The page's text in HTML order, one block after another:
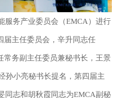
服务产业委员会（EMCA）进行
届主任委员会，辛升同志任
常务副主任委员兼秘书长，王景
孙小亮秘书长提名，第四届主
同志和胡秋霞同志为EMCA副秘